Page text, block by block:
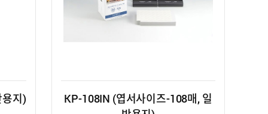
지)
KP-108IN (엽서사이즈-108매, 일